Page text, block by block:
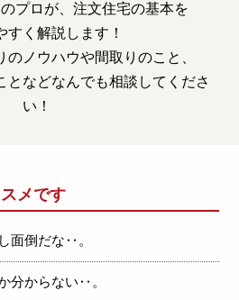
プロが、注文住宅の基本を
すく解説します！
のノウハウや間取りのこと、
となどなんでも相談してくださ
い！
メです
面倒だな‥。
分からない‥。